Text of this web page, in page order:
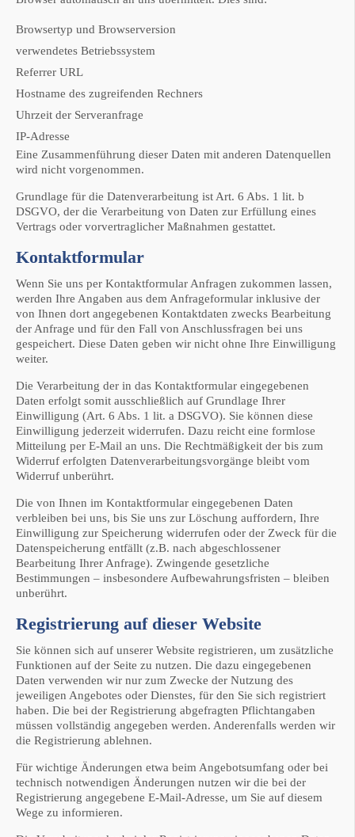
Browsertyp und Browserversion
verwendetes Betriebssystem
Referrer URL
Hostname des zugreifenden Rechners
Uhrzeit der Serveranfrage
IP-Adresse
Eine Zusammenführung dieser Daten mit anderen Datenquellen
wird nicht vorgenommen.
Grundlage für die Datenverarbeitung ist Art. 6 Abs. 1 lit. b
DSGVO, der die Verarbeitung von Daten zur Erfüllung eines
Vertrags oder vorvertraglicher Maßnahmen gestattet.
Kontaktformular
Wenn Sie uns per Kontaktformular Anfragen zukommen lassen,
werden Ihre Angaben aus dem Anfrageformular inklusive der
von Ihnen dort angegebenen Kontaktdaten zwecks Bearbeitung
der Anfrage und für den Fall von Anschlussfragen bei uns
gespeichert. Diese Daten geben wir nicht ohne Ihre Einwilligung
weiter.
Die Verarbeitung der in das Kontaktformular eingegebenen
Daten erfolgt somit ausschließlich auf Grundlage Ihrer
Einwilligung (Art. 6 Abs. 1 lit. a DSGVO). Sie können diese
Einwilligung jederzeit widerrufen. Dazu reicht eine formlose
Mitteilung per E-Mail an uns. Die Rechtmäßigkeit der bis zum
Widerruf erfolgten Datenverarbeitungsvorgänge bleibt vom
Widerruf unberührt.
Die von Ihnen im Kontaktformular eingegebenen Daten
verbleiben bei uns, bis Sie uns zur Löschung auffordern, Ihre
Einwilligung zur Speicherung widerrufen oder der Zweck für die
Datenspeicherung entfällt (z.B. nach abgeschlossener
Bearbeitung Ihrer Anfrage). Zwingende gesetzliche
Bestimmungen – insbesondere Aufbewahrungsfristen – bleiben
unberührt.
Registrierung auf dieser Website
Sie können sich auf unserer Website registrieren, um zusätzliche
Funktionen auf der Seite zu nutzen. Die dazu eingegebenen
Daten verwenden wir nur zum Zwecke der Nutzung des
jeweiligen Angebotes oder Dienstes, für den Sie sich registriert
haben. Die bei der Registrierung abgefragten Pflichtangaben
müssen vollständig angegeben werden. Anderenfalls werden wir
die Registrierung ablehnen.
Für wichtige Änderungen etwa beim Angebotsumfang oder bei
technisch notwendigen Änderungen nutzen wir die bei der
Registrierung angegebene E-Mail-Adresse, um Sie auf diesem
Wege zu informieren.